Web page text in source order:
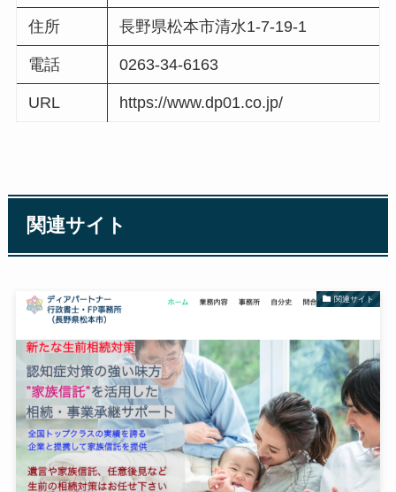
住所 長野県松本市清水1-7-19-1
電話 0263-34-6163
URL https://www.dp01.co.jp/
関連サイト
関連サイト